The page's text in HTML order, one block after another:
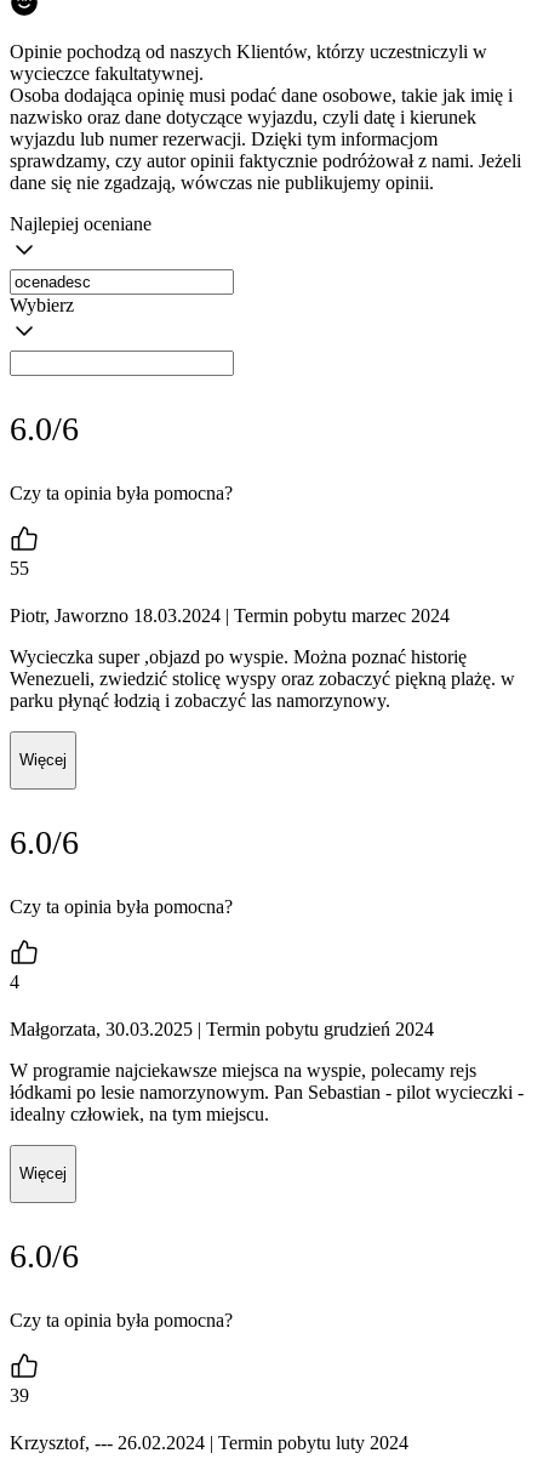
Opinie pochodzą od naszych Klientów, którzy uczestniczyli w
wycieczce fakultatywnej.
Osoba dodająca opinię musi podać dane osobowe, takie jak imię i
nazwisko oraz dane dotyczące wyjazdu, czyli datę i kierunek
wyjazdu lub numer rezerwacji. Dzięki tym informacjom
sprawdzamy, czy autor opinii faktycznie podróżował z nami. Jeżeli
dane się nie zgadzają, wówczas nie publikujemy opinii.
Najlepiej oceniane
Wybierz
6.0/6
Czy ta opinia była pomocna?
55
Piotr, Jaworzno 18.03.2024 | Termin pobytu marzec 2024
Wycieczka super ,objazd po wyspie. Można poznać historię
Wenezueli, zwiedzić stolicę wyspy oraz zobaczyć piękną plażę. w
parku płynąć łodzią i zobaczyć las namorzynowy.
Więcej
6.0/6
Czy ta opinia była pomocna?
4
Małgorzata, 30.03.2025 | Termin pobytu grudzień 2024
W programie najciekawsze miejsca na wyspie, polecamy rejs
łódkami po lesie namorzynowym. Pan Sebastian - pilot wycieczki -
idealny człowiek, na tym miejscu.
Więcej
6.0/6
Czy ta opinia była pomocna?
39
Krzysztof, --- 26.02.2024 | Termin pobytu luty 2024